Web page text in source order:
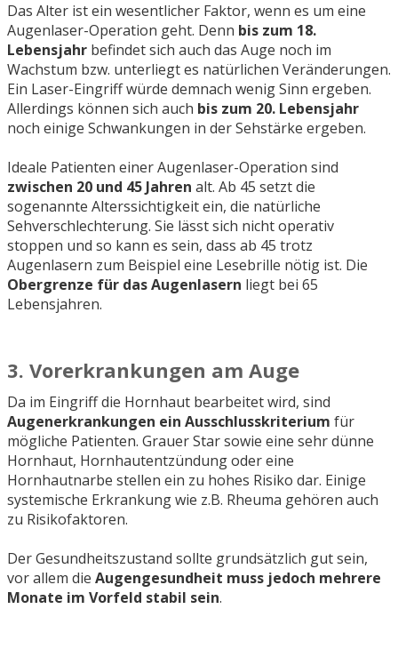
Das Alter ist ein wesentlicher Faktor, wenn es um eine
Augenlaser-Operation geht. Denn bis zum 18.
Lebensjahr befindet sich auch das Auge noch im
Wachstum bzw. unterliegt es natürlichen Veränderungen.
Ein Laser-Eingriff würde demnach wenig Sinn ergeben.
Allerdings können sich auch bis zum 20. Lebensjahr
noch einige Schwankungen in der Sehstärke ergeben.
Ideale Patienten einer Augenlaser-Operation sind
zwischen 20 und 45 Jahren alt. Ab 45 setzt die
sogenannte Alterssichtigkeit ein, die natürliche
Sehverschlechterung. Sie lässt sich nicht operativ
stoppen und so kann es sein, dass ab 45 trotz
Augenlasern zum Beispiel eine Lesebrille nötig ist. Die
Obergrenze für das Augenlasern liegt bei 65
Lebensjahren.
3. Vorerkrankungen am Auge
Da im Eingriff die Hornhaut bearbeitet wird, sind
Augenerkrankungen ein Ausschlusskriterium für
mögliche Patienten. Grauer Star sowie eine sehr dünne
Hornhaut, Hornhautentzündung oder eine
Hornhautnarbe stellen ein zu hohes Risiko dar. Einige
systemische Erkrankung wie z.B. Rheuma gehören auch
zu Risikofaktoren.
Der Gesundheitszustand sollte grundsätzlich gut sein,
vor allem die Augengesundheit muss jedoch mehrere
Monate im Vorfeld stabil sein.